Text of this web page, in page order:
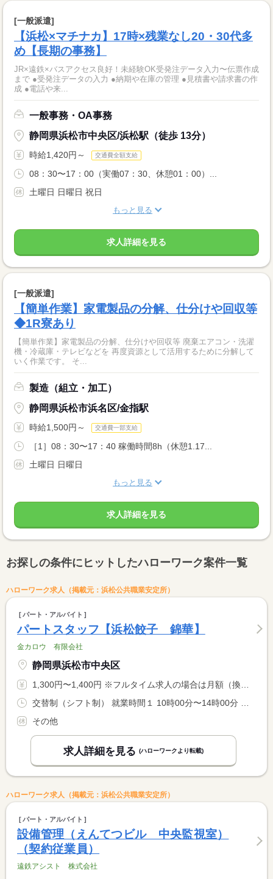
[一般派遣]
【浜松×マチナカ】17時×残業なし20・30代多
め【長期の事務】
JR×遠鉄×バスアクセス良好！未経験OK受発注データ入力〜伝票作成
まで ●受発注データの入力 ●納期や在庫の管理 ●見積書や請求書の作
成 ●電話や来...
一般事務・OA事務
静岡県浜松市中央区/浜松駅（徒歩 13分）
時給1,420円～ 交通費全額支給
08：30〜17：00（実働07：30、休憩01：00）...
土曜日 日曜日 祝日
もっと見る
求人詳細を見る
[一般派遣]
【簡単作業】家電製品の分解、仕分けや回収等
◆1R寮あり
【簡単作業】家電製品の分解、仕分けや回収等 廃棄エアコン・洗濯
機・冷蔵庫・テレビなどを 再度資源として活用するために分解して
いく作業です。 そ...
製造（組立・加工）
静岡県浜松市浜名区/金指駅
時給1,500円～ 交通費一部支給
［1］08：30〜17：40 稼働時間8h（休憩1.17...
土曜日 日曜日
もっと見る
求人詳細を見る
お探しの条件にヒットしたハローワーク案件一覧
ハローワーク求人（掲載元：浜松公共職業安定所）
パート・アルバイト
パートスタッフ【浜松餃子 錦華】
金カロウ 有限会社
静岡県浜松市中央区
1,300円〜1,400円 ※フルタイム求人の場合は月額（換算額）、パート求人の場合は時間額を表示しています。
その他
求人詳細を見る (ハローワークより転載)
ハローワーク求人（掲載元：浜松公共職業安定所）
パート・アルバイト
設備管理（えんてつビル 中央監視室）
（契約従業員）
遠鉄アシスト 株式会社